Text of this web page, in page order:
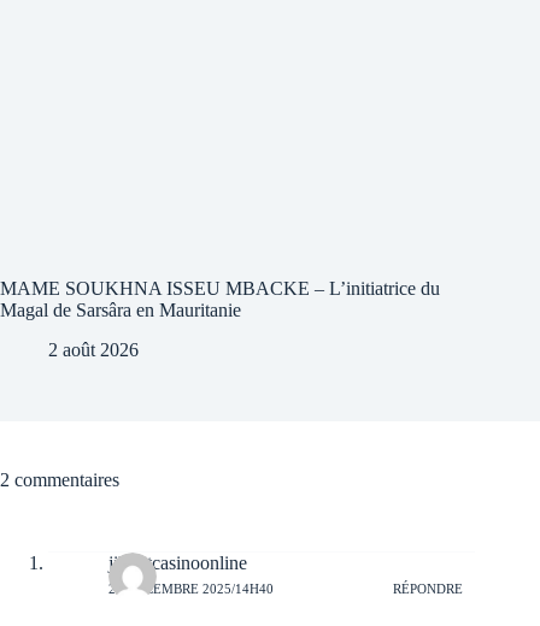
MAME SOUKHNA ISSEU MBACKE – L’initiatrice du
Magal de Sarsâra en Mauritanie
2 août 2026
2 commentaires
jilihotcasinoonline
29 DÉCEMBRE 2025/14H40 RÉPONDRE